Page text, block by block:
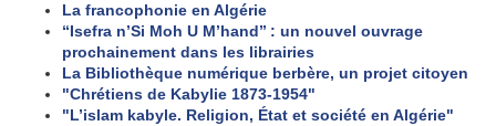
La francophonie en Algérie
“Isefra n’Si Moh U M’hand’’ : un nouvel ouvrage
prochainement dans les librairies
La Bibliothèque numérique berbère, un projet citoyen
"Chrétiens de Kabylie 1873-1954"
"L’islam kabyle. Religion, État et société en Algérie"